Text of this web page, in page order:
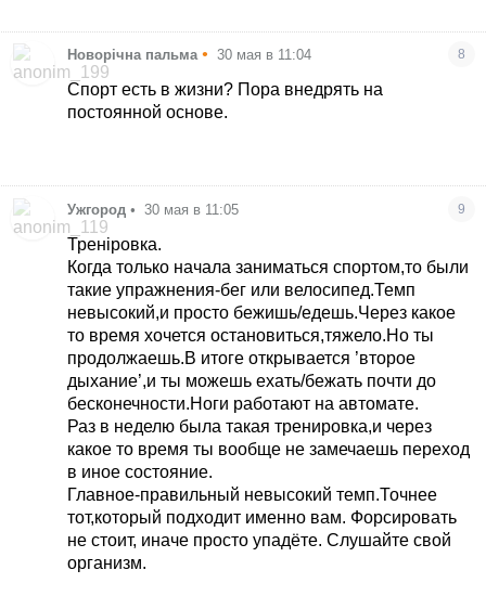
Новорічна пальма • 30 мая в 11:04 8
Спорт есть в жизни? Пора внедрять на
постоянной основе.
Ужгород • 30 мая в 11:05 9
Треніровка.
Когда только начала заниматься спортом,то были
такие упражнения-бег или велосипед.Темп
невысокий,и просто бежишь/едешь.Через какое
то время хочется остановиться,тяжело.Но ты
продолжаешь.В итоге открывается ’второе
дыхание’,и ты можешь ехать/бежать почти до
бесконечности.Ноги работают на автомате.
Раз в неделю была такая тренировка,и через
какое то время ты вообще не замечаешь переход
в иное состояние.
Главное-правильный невысокий темп.Точнее
тот,который подходит именно вам. Форсировать
не стоит, иначе просто упадёте. Слушайте свой
организм.